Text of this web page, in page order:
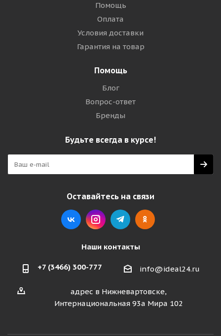
Помощь
Оплата
Условия доставки
Гарантия на товар
Помощь
Блог
Вопрос-ответ
Бренды
Будьте всегда в курсе!
Оставайтесь на связи
Наши контакты
+7 (3466) 300-777 info@ideal24.ru
адрес в Нижневартовске,
Интернациональная 93а Мира 102